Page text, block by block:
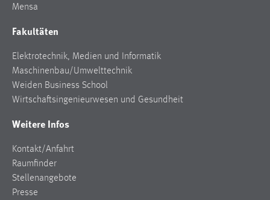
Mensa
Fakultäten
Elektrotechnik, Medien und Informatik
Maschinenbau/Umwelttechnik
Weiden Business School
Wirtschaftsingenieurwesen und Gesundheit
Weitere Infos
Kontakt/Anfahrt
Raumfinder
Stellenangebote
Presse
Wird benötigt um die Chatfunktion nutzen zu können.
Cookie Laufzeit:
MibewSessionID, mibew-chat-frame-style-
5e9dbeb1811c0446 = Sitzungslaufzeit, mibew_locale = 3
Login
Name: